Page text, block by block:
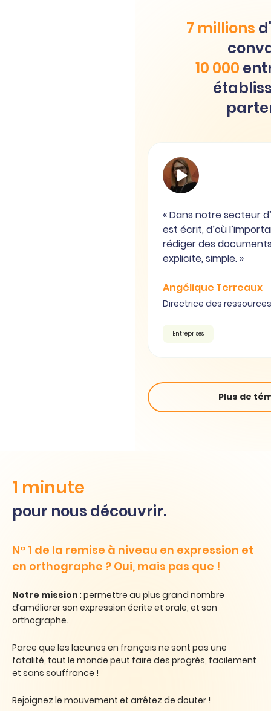
7 millions
10 000
« Dans notre secteur
est écrit, d’où
rédiger des
explicite, simple. »
Angélique Terreaux
Directrice des
Entreprises
Plus de
1 minute
pour nous découvrir.
N° 1 de la remise à niveau en expression et
en orthographe ? Oui, mais pas que !
Notre mission : permettre au plus grand nombre
d’améliorer son expression écrite et orale, et son
orthographe.
Parce que les lacunes en français ne sont pas une
fatalité, tout le monde peut faire des progrès, facilement
et sans souffrance !
Rejoignez le mouvement et arrêtez de douter !